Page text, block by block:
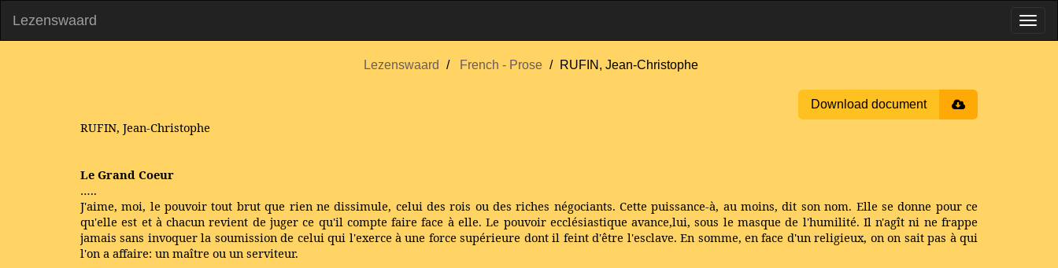
Lezenswaard
Lezenswaard French - Prose RUFIN, Jean-Christophe
Download document
RUFIN, Jean-Christophe
Le Grand Coeur
…..
J'aime, moi, le pouvoir tout brut que rien ne dissimule, celui des rois ou des riches négociants. Cette puissance-à, au moins, dit son nom. Elle se donne pour ce
qu'elle est et à chacun revient de juger ce qu'il compte faire face à elle. Le pouvoir ecclésiastique avance,lui, sous le masque de l'humilité. Il n'agît ni ne frappe
jamais sans invoquer la soumission de celui qui l'exerce à une force supérieure dont il feint d'être l'esclave. En somme, en face d'un religieux, on on sait pas à qui
l'on a affaire: un maître ou un serviteur.